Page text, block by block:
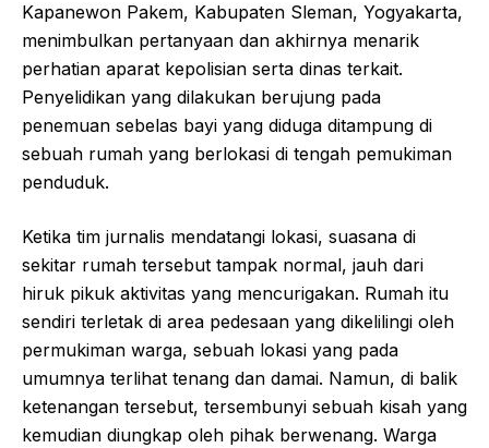
Kapanewon Pakem, Kabupaten Sleman, Yogyakarta,
menimbulkan pertanyaan dan akhirnya menarik
perhatian aparat kepolisian serta dinas terkait.
Penyelidikan yang dilakukan berujung pada
penemuan sebelas bayi yang diduga ditampung di
sebuah rumah yang berlokasi di tengah pemukiman
penduduk.
Ketika tim jurnalis mendatangi lokasi, suasana di
sekitar rumah tersebut tampak normal, jauh dari
hiruk pikuk aktivitas yang mencurigakan. Rumah itu
sendiri terletak di area pedesaan yang dikelilingi oleh
permukiman warga, sebuah lokasi yang pada
umumnya terlihat tenang dan damai. Namun, di balik
ketenangan tersebut, tersembunyi sebuah kisah yang
kemudian diungkap oleh pihak berwenang. Warga